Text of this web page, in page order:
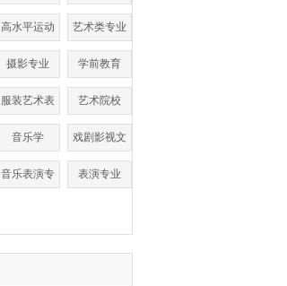
试
高水平运动
队
艺术类专业
摄影专业 学前教育
服装艺术表
演
艺术院校
音乐学 戏剧影视文
学
音乐表演专 表演专业